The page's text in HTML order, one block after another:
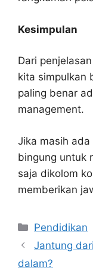
Kesimpulan
Dari
kita simpulkan
paling benar
management.
Jika masih
bingung untuk
saja dikolom
memberikan
Kategori
Pendidikan
Jantung
dalam?